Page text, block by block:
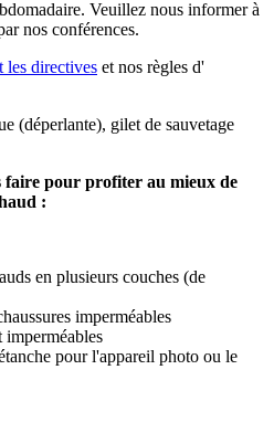
Veuillez nous informer à
nos conférences.
les directives et nos règles d'
(déperlante), gilet de sauvetage
faire pour profiter au mieux de
:
en plusieurs couches (de
imperméables
imperméables
pour l'appareil photo ou le